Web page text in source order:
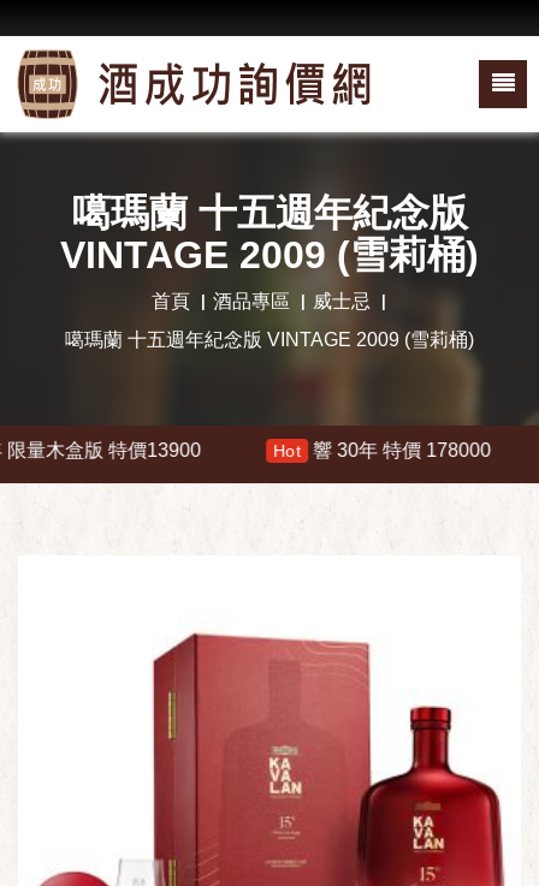
噶瑪蘭 十五週年紀念版
VINTAGE 2009 (雪莉桶)
首頁 酒品專區
威士忌
噶瑪蘭 十五週年紀念版 VINTAGE 2009 (雪莉桶)
木盒版 特價13900 Hot 響 30年 特價 178000